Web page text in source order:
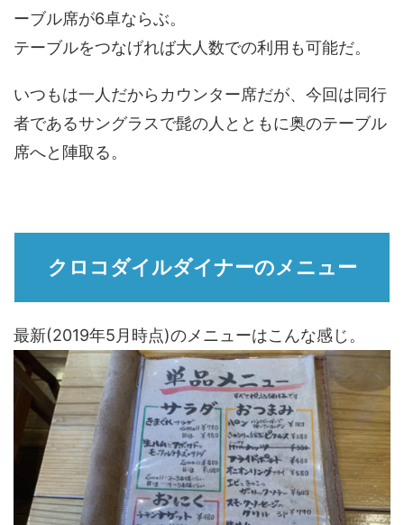
ーブル席が6卓ならぶ。
テーブルをつなげれば大人数での利用も可能だ。
いつもは一人だからカウンター席だが、今回は同行
者であるサングラスで髭の人とともに奥のテーブル
席へと陣取る。
クロコダイルダイナーのメニュー
最新(2019年5月時点)のメニューはこんな感じ。